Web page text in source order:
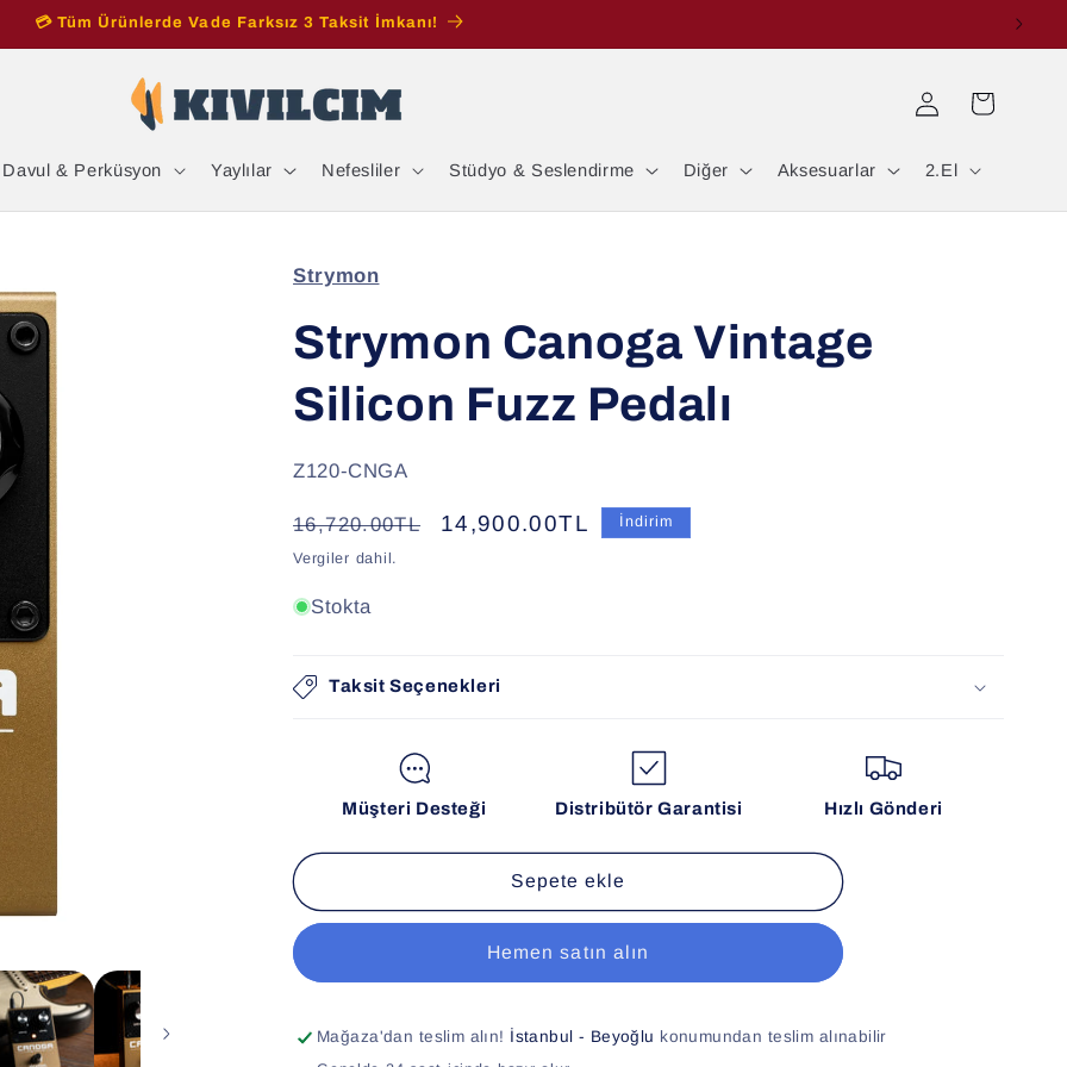
Zilini Getir, LEON Zillere %50'ye Varan İndirimle Sahip Ol!
Davul & Perküsyon Yaylılar Nefesliler Stüdyo & Seslendirme Diğer Aksesuarlar 2.El
Oturum
Sepet
Strymon
Strymon Canoga Vintage
Silicon Fuzz Pedalı
SKU:
Z120-CNGA
Normal
fiyat
16,720.00TL
İndirimli
14,900.00TL İndirim
Vergiler dahil.
Stokta
Taksit Seçenekleri
Müşteri Desteği Distribütör Garantisi Hızlı Gönderi
Sepete ekle
Hemen satın alın
Mağaza'dan teslim alın! İstanbul - Beyoğlu konumundan teslim alınabilir